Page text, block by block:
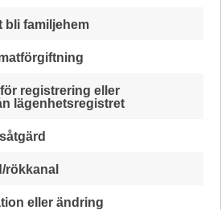
bli familjehem
registrering eller
lägenhetsregistret
rökkanal
eller ändring